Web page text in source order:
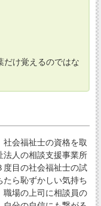
だけ覚えるのではな
会福祉士の資格を取
法人の相談支援事業所
度目の社会福祉士の試
ら恥ずかしい気持ち
職場の上司に相談員の